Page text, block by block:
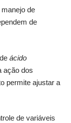
de
de
ácido
ação dos
permite ajustar a
de variáveis